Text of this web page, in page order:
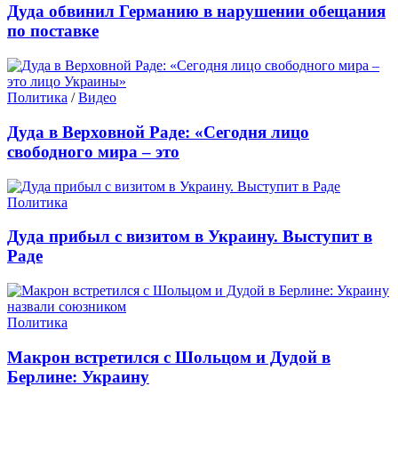
Дуда обвинил Германию в нарушении обещания
по поставке
Политика /Видео
Дуда в Верховной Раде: «Сегодня лицо
свободного мира – это
Политика
Дуда прибыл с визитом в Украину. Выступит в
Раде
Политика
Макрон встретился с Шольцом и Дудой в
Берлине: Украину